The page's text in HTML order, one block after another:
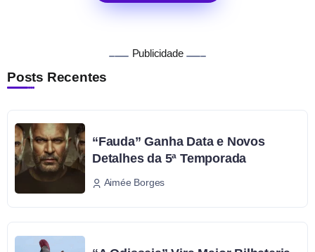
Publicidade
Posts Recentes
“Fauda” Ganha Data e Novos
Detalhes da 5ª Temporada
Aimée Borges